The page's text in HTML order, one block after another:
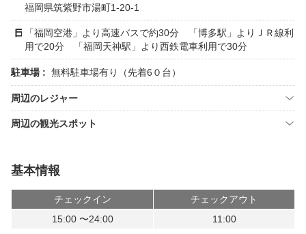
福岡県筑紫野市湯町1-20-1
「福岡空港」より高速バスで約30分 「博多駅」よりＪＲ線利
用で20分 「福岡天神駅」より西鉄電車利用で30分
駐車場 : 無料駐車場有り（先着6０台）
周辺のレジャー
周辺の観光スポット
基本情報
チェックイン
チェックアウト
15:00 〜24:00
11:00